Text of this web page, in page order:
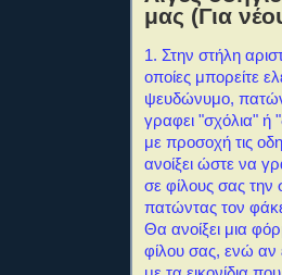
μας (Για
1. Στην στήλη
οποίες μπορείτε
ψευδώνυμο,
γραφει "σχόλια" ή
με προσοχή τις
ανοίξει ώστε να
σε φίλους σας
πατώντας τον
Θα ανοίξει μια
φίλου σας, ενώ αν